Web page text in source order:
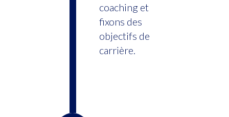
coaching et
fixons des
objectifs de
carrière.